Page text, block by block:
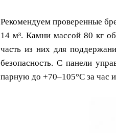
Рекомендуем проверенные
14 м³. Камни массой 80 кг
часть из них для
безопасность. С панели
парную до +70–105°С за час